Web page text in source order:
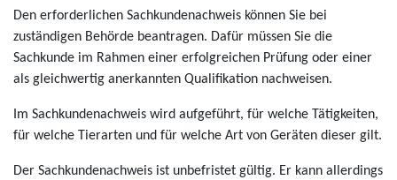
Den erforderlichen Sachkundenachweis können Sie bei
zuständigen Behörde beantragen. Dafür müssen Sie die
Sachkunde im Rahmen einer erfolgreichen Prüfung oder einer
als gleichwertig anerkannten Qualifikation nachweisen.
Im Sachkundenachweis wird aufgeführt, für welche Tätigkeiten,
für welche Tierarten und für welche Art von Geräten dieser gilt.
Der Sachkundenachweis ist unbefristet gültig. Er kann allerdings